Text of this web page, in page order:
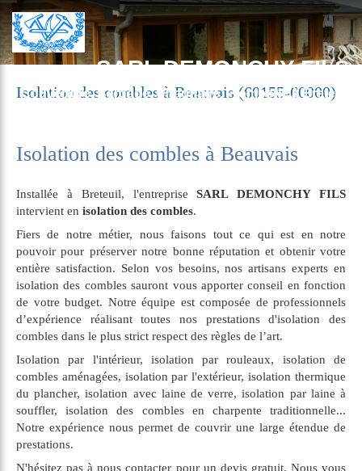
SARL DEMONCHY FILS
Couverture, Bardage, Chauffage, Plomberie à Breteuil
Isolation des combles à Beauvais (60155-60000)
Isolation des combles à Beauvais
Installée à Breteuil, l'entrepriseSARL DEMONCHY FILS
intervient en isolation des combles.
Fiers de notre métier, nous faisons tout ce qui est en notre
pouvoir pour préserver notre bonne réputation et obtenir votre
entière satisfaction. Selon vos besoins, nos artisans experts en
isolation des combles sauront vous apporter conseil en fonction
de votre budget. Notre équipe est composée de professionnels
d’expérience réalisant toutes nos prestations d'isolation des
combles dans le plus strict respect des règles de l’art.
Isolation par l'intérieur, isolation par rouleaux, isolation de
combles aménagées, isolation par l'extérieur, isolation thermique
du plancher, isolation avec laine de verre, isolation par laine à
souffler, isolation des combles en charpente traditionnelle...
Notre expérience nous permet de couvrir une large étendue de
prestations.
N'hésitez pas à nous contacter pour un devis gratuit. Nous vous